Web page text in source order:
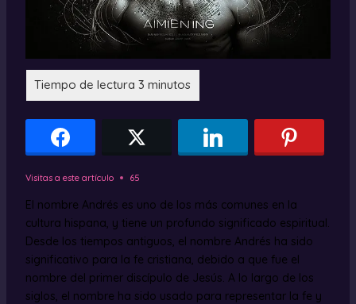
Visitas a este artículo 65
El nombre Andrés es uno de los más comunes en la
cultura hispana, y tiene un profundo significado espiritual.
Desde los tiempos antiguos, el nombre Andrés ha sido
significativo para la fe cristiana, debido a que fue el
nombre del primer discípulo de Jesús. A lo largo de los
siglos, el nombre ha sido usado para representar la fe y